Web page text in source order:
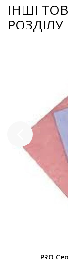
ІНШІ
РОЗДІЛУ
PRO